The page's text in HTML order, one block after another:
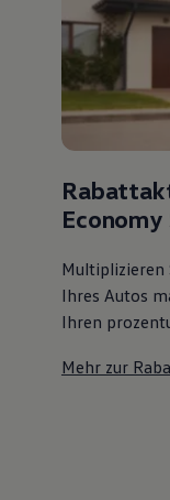
Economy
Multiplizieren
Ihres Autos
Ihren
Mehr zur